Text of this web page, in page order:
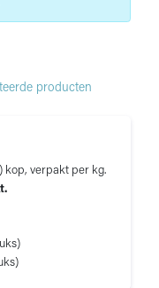
producten
kop, verpakt per kg.